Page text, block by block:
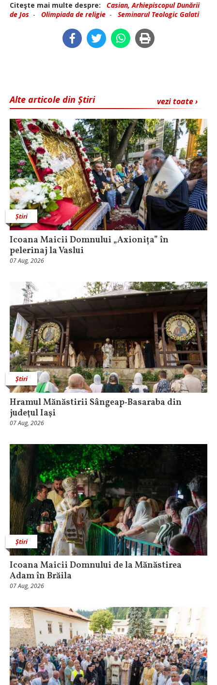
Citeşte mai multe despre:
Casian, Arhiepiscopul Dunării
de Jos - Olimpiada de religie - Seminarul Teologic Galati
vezi toate ›
Alte articole din Știri
Știri
Icoana Maicii Domnului „Axionița” în
pelerinaj la Vaslui
07 Aug, 2026
Știri
Hramul Mănăstirii Sângeap‑Basaraba din
judeţul Iaşi
07 Aug, 2026
Știri
Icoana Maicii Domnului de la Mănăstirea
Adam în Brăila
07 Aug, 2026